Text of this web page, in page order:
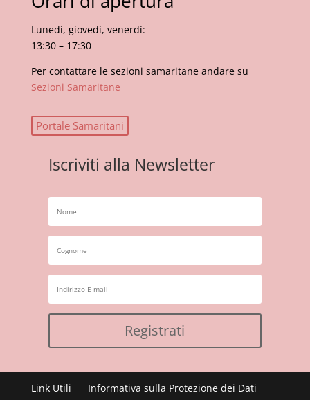
Lunedì, giovedì, venerdì:
13:30 – 17:30
Per contattare le sezioni samaritane andare su
Sezioni Samaritane
Portale Samaritani
Iscriviti alla Newsletter
Registrati
Link Utili
Informativa sulla Protezione dei Dati